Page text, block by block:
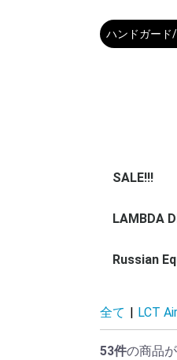
SALE!!!
LAMBDA
Russian
Pouch
加工済
用加工済
全て | LCT
53件の商品